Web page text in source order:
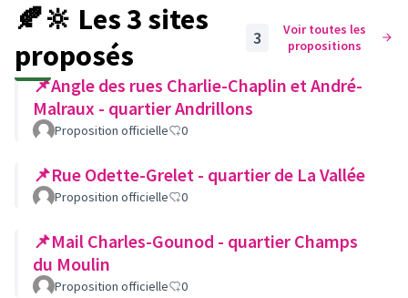
🍂🔆 Les 3 sites
proposés
3
Voir toutes les
propositions
📌Angle des rues Charlie-Chaplin et André-
Malraux - quartier Andrillons
Proposition officielle 0
📌Rue Odette-Grelet - quartier de La Vallée
Proposition officielle 0
📌Mail Charles-Gounod - quartier Champs
du Moulin
Proposition officielle 0